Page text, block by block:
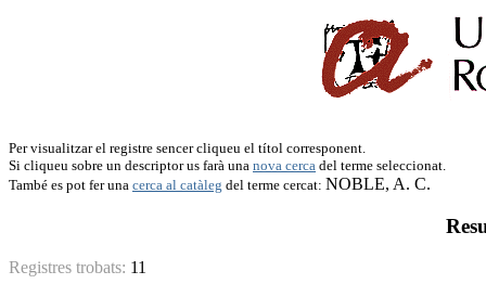
Per visualitzar el registre sencer cliqueu el títol corresponent.
Si cliqueu sobre un descriptor us farà una nova cerca del terme seleccionat.
També es pot fer una cerca al catàleg del terme cercat: NOBLE, A. C.
Registres trobats: 11